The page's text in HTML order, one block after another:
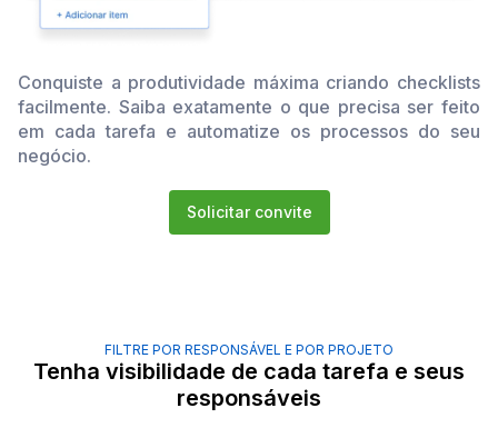
Conquiste a produtividade máxima criando checklists
facilmente. Saiba exatamente o que precisa ser feito
em cada tarefa e automatize os processos do seu
negócio.
Solicitar convite
FILTRE POR RESPONSÁVEL E POR PROJETO
Tenha visibilidade de cada tarefa e seus
responsáveis